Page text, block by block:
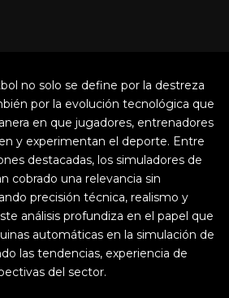
no solo se define por la destreza
por la evolución tecnológica que
en que jugadores, entrenadores
y experimentan el deporte. Entre
destacadas, los simuladores de
cobrado una relevancia sin
precisión técnica, realismo y
análisis profundiza en el papel que
automáticas en la simulación de
las tendencias, experiencia de
del sector.